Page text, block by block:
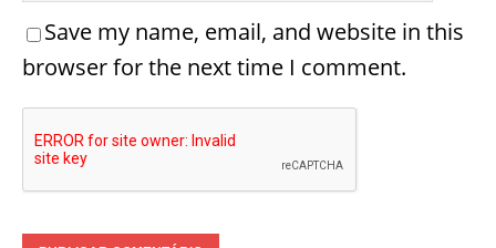
Save my name, email, and website in this
browser for the next time I comment.